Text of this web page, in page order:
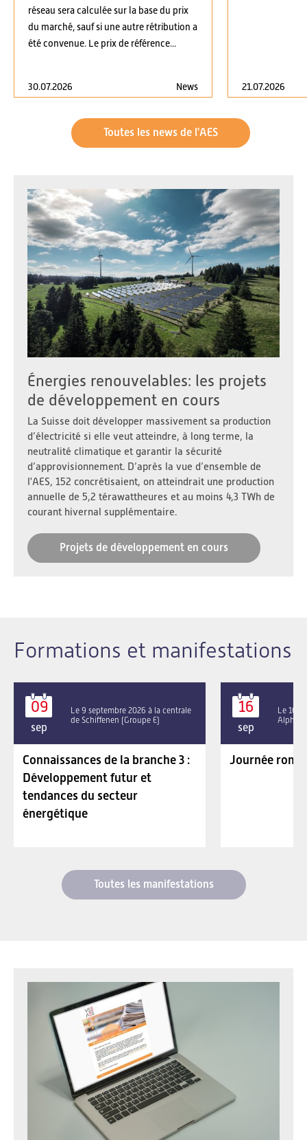
réseau sera calculée sur la base du prix
du marché, sauf si une autre rétribution a
été convenue. Le prix de référence...
30.07.2026 News 21.07.2026
Toutes les news de l'AES
Énergies renouvelables: les projets
de développement en cours
La Suisse doit développer massivement sa production
d’électricité si elle veut atteindre, à long terme, la
neutralité climatique et garantir la sécurité
d’approvisionnement. D’après la vue d’ensemble de
l'AES, 152 concrétisaient, on atteindrait une production
annuelle de 5,2 térawattheures et au moins 4,3 TWh de
courant hivernal supplémentaire.
Projets de développement en cours
Formations et manifestations
09
sep
Le 9 septembre 2026 à la centrale
de Schiffenen (Groupe E)
Connaissances de la branche 3 :
Développement futur et
tendances du secteur
énergétique
16
sep
Le 16
Alpha
Journée
Toutes les manifestations